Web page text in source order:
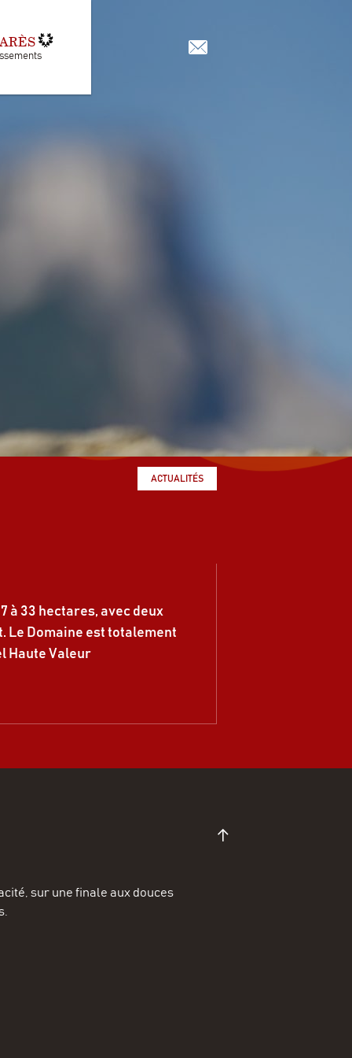
ACTUALITÉS
à 33 hectares, avec deux
Le Domaine est totalement
Haute Valeur
sur une finale aux douces